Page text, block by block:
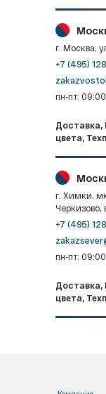
г. Москва,
+7 (495)
пн-пт:
Доставка,
цвета,
г. Химки,
Черкизово,
+7 (495)
пн-пт:
Доставка,
цвета,